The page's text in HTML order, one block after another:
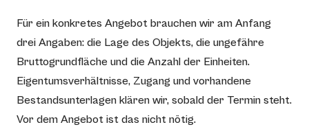
Für ein konkretes Angebot brauchen wir am Anfang
drei Angaben: die Lage des Objekts, die ungefähre
Bruttogrundfläche und die Anzahl der Einheiten.
Eigentumsverhältnisse, Zugang und vorhandene
Bestandsunterlagen klären wir, sobald der Termin steht.
Vor dem Angebot ist das nicht nötig.